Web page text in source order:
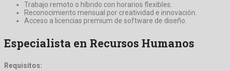
Trabajo remoto o híbrido con horarios flexibles.
Reconocimiento mensual por creatividad e innovación.
Acceso a licencias premium de software de diseño.
Especialista en Recursos Humanos
Requisitos: